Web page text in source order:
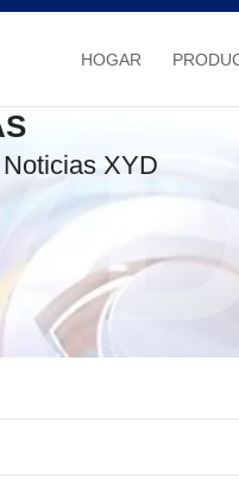
HOGAR
XYD